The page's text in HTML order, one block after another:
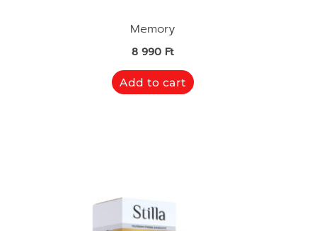
Memory
8 990 Ft
Add to cart